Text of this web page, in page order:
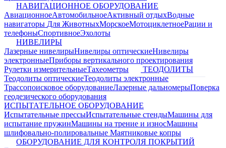
НАВИГАЦИОННОЕ ОБОРУДОВАНИЕ
АвиационноеАвтомобильноеАктивный отдыхВодные
навигаторы Для ЖивотныхМорскоеМотоциклетноеРации и
телефоныСпортивноеЭхолоты
НИВЕЛИРЫ
Лазерные нивелирыНивелиры оптическиеНивелиры
электронныеПриборы вертикального проектирования
Рулетки измерительныеТахеометры
ТЕОДОЛИТЫ
Теодолиты оптическиеТеодолиты электронные
Трассопоисковое оборудованиеЛазерные дальномерыПоверка
геодезического оборудования
ИСПЫТАТЕЛЬНОЕ ОБОРУДОВАНИЕ
Испытательные прессыИспытательные стендыМашины для
испытание пружинМашины на трение и износМашины
шлифовально-полировальные Маятниковые копры
ОБОРУДОВАНИЕ ДЛЯ КОНТРОЛЯ ПОКРЫТИЙ